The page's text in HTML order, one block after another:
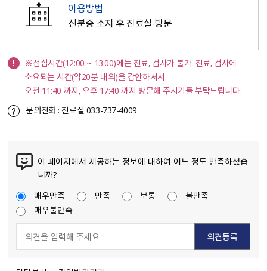
이용방법
신분증 소지 후 진료실 방문
※점심시간(12:00 ~ 13:00)에는 진료, 검사가 불가. 진료, 검사에
소요되는 시간(약20분 내외)을 감안하셔서
오전 11:40 까지, 오후 17:40 까지 방문해 주시기를 부탁드립니다.
문의전화 : 진료실 033-737-4009
이 페이지에서 제공하는 정보에 대하여 어느 정도 만족하셨습
니까?
매우만족
만족 보통
불만족
매우불만족